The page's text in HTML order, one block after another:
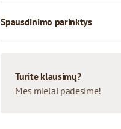
Spausdinimo parinktys
Turite klausimų?
Mes mielai padėsime!